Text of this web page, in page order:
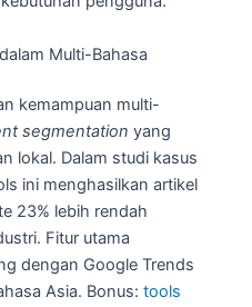
Multi-Bahasa
kemampuan multi-
segmentation yang
lokal. Dalam studi kasus
ini menghasilkan artikel
23% lebih rendah
Fitur utama
dengan Google Trends
Asia. Bonus: tools